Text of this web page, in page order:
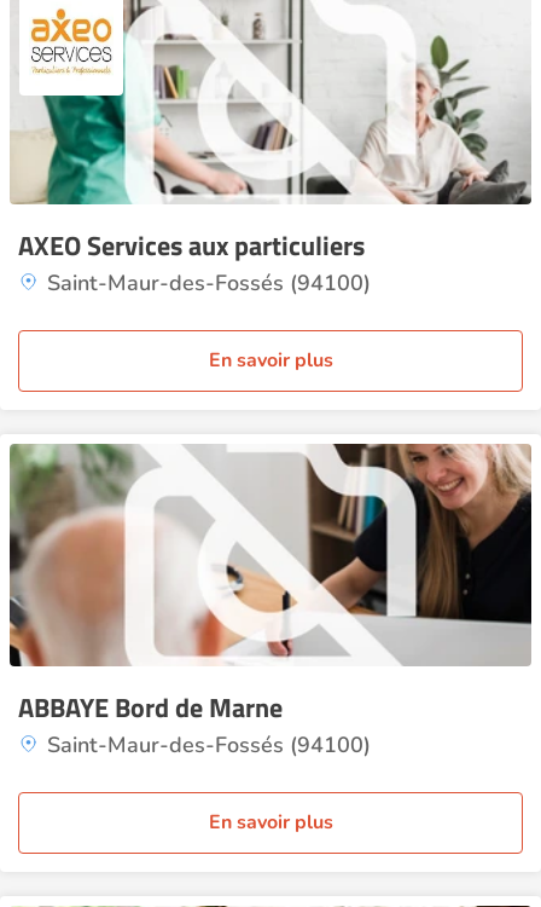
AXEO Services aux particuliers
Saint-Maur-des-Fossés (94100)
En savoir plus
ABBAYE Bord de Marne
Saint-Maur-des-Fossés (94100)
En savoir plus